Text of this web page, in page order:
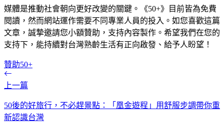
媒體是推動社會朝向更好改變的關鍵。《50+》目前皆為免費
閱讀，然而網站運作需要不同專業人員的投入。如您喜歡這篇
文章，誠摯邀請您小額贊助，支持內容製作。希望我們在您的
支持下，能持續對台灣熟齡生活有正向啟發、給予人盼望！
贊助50+
上一篇
50後的好旅行，不必趕景點：「凰金遊程」用舒服步調帶你重
新認識台灣